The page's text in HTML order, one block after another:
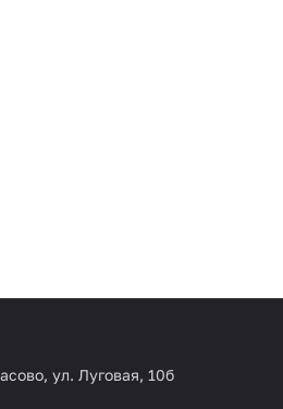
ул. Луговая, 10б